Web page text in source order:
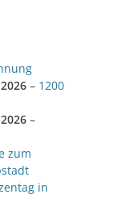
– 1200
–
zum
in